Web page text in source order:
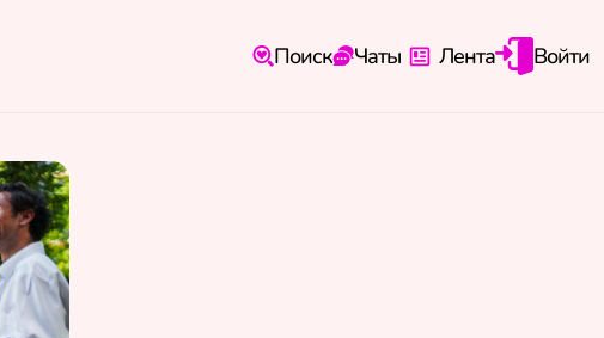
Поиск Чаты Лента Войти